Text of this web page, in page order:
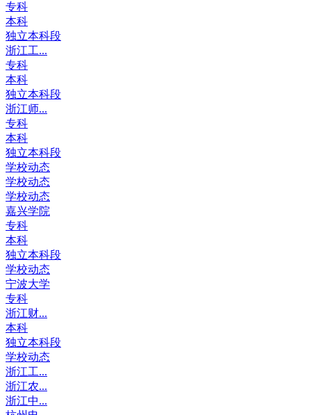
专科
本科
独立本科段
浙江工...
专科
本科
独立本科段
浙江师...
专科
本科
独立本科段
学校动态
学校动态
学校动态
嘉兴学院
专科
本科
独立本科段
学校动态
宁波大学
专科
浙江财...
本科
独立本科段
学校动态
浙江工...
浙江农...
浙江中...